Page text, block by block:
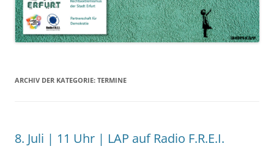
ARCHIV DER KATEGORIE: TERMINE
8. Juli | 11 Uhr | LAP auf Radio F.R.E.I.